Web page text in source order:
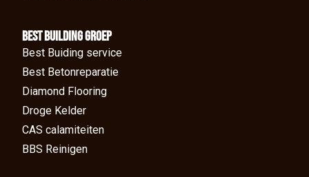
BEst Building groep
Best Buiding service
Best Betonreparatie
Diamond Flooring
Droge Kelder
CAS calamiteiten
BBS Reinigen